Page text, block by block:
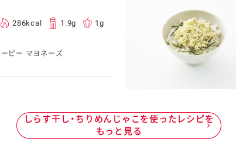
286kcal 1.9g 1g
ピー マヨネーズ
しらす干し・ちりめんじゃこを使ったレシピを
もっと見る